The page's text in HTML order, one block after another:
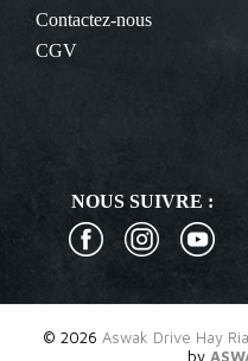
Contactez-nous
CGV
NOUS SUIVRE :
© 2026 Aswak Drive Hay
by